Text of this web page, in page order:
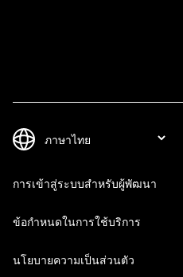
การเข้าสู่ระบบสำหรับผู้พัฒนา
ข้อกำหนดในการใช้บริการ
นโยบายความเป็นส่วนตัว